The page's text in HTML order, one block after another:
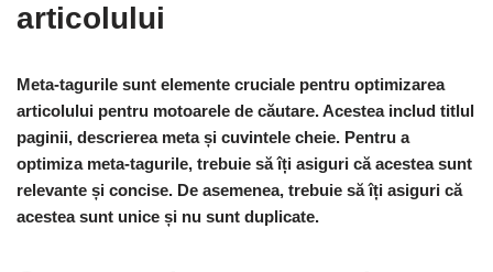
articolului
Meta-tagurile sunt elemente cruciale pentru optimizarea
articolului pentru motoarele de căutare. Acestea includ titlul
paginii, descrierea meta și cuvintele cheie. Pentru a
optimiza meta-tagurile, trebuie să îți asiguri că acestea sunt
relevante și concise. De asemenea, trebuie să îți asiguri că
acestea sunt unice și nu sunt duplicate.